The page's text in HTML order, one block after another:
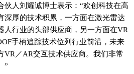
伙人刘耀诚博士表示：“欢创科技在高
深厚的技术积累，一方面在激光雷达
人行业的头部供应商，另一方面在VR
手柄追踪技术位列行业前沿，未来
VR／AR交互技术供应商。我们非常
”